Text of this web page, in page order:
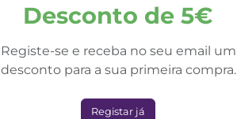
Desconto de 5€
Registe-se e receba no seu email um
desconto para a sua primeira compra.
Registar já